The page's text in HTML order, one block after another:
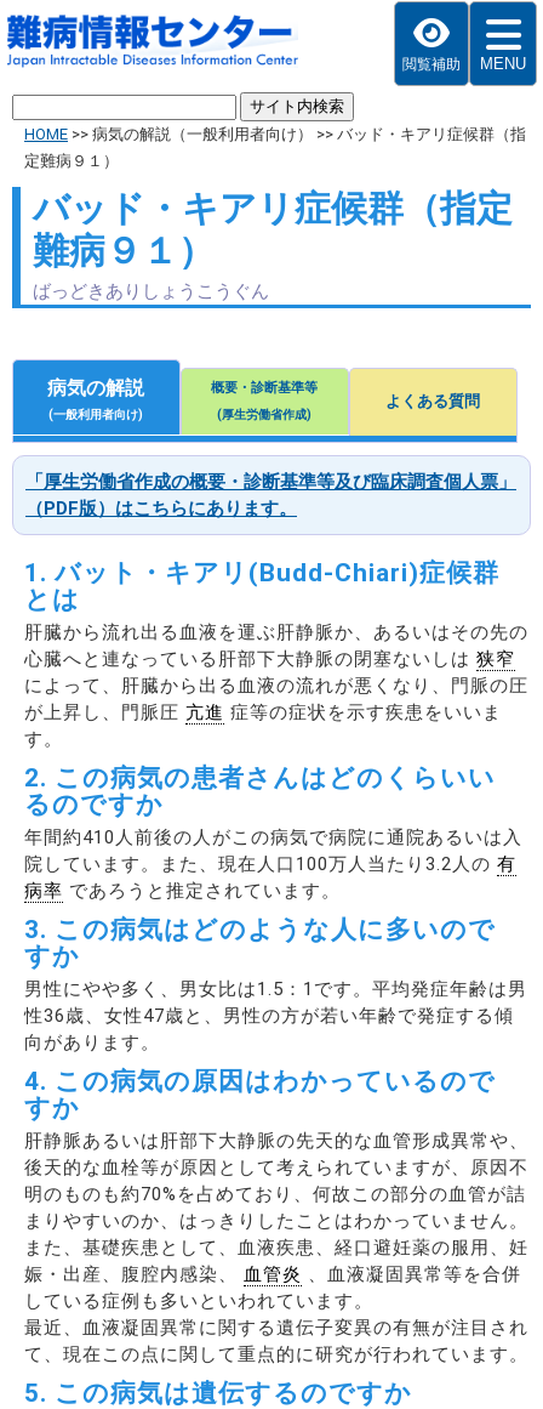
閲覧補助 MENU
HOME >> 病気の解説（一般利用者向け） >> バッド・キアリ症候群（指
定難病９１）
バッド・キアリ症候群（指定
難病９１）
ばっどきありしょうこうぐん
病気の解説
(一般利用者向け)
概要・診断基準等
(厚生労働省作成)
よくある質問
「厚生労働省作成の概要・診断基準等及び臨床調査個人票」
（PDF版）はこちらにあります。
1. バット・キアリ(Budd-Chiari)症候群
とは
肝臓から流れ出る血液を運ぶ肝静脈か、あるいはその先の
心臓へと連なっている肝部下大静脈の閉塞ないしは 狭窄
によって、肝臓から出る血液の流れが悪くなり、門脈の圧
が上昇し、門脈圧 亢進 症等の症状を示す疾患をいいま
す。
2. この病気の患者さんはどのくらいい
るのですか
年間約410人前後の人がこの病気で病院に通院あるいは入
院しています。また、現在人口100万人当たり3.2人の 有
病率 であろうと推定されています。
3. この病気はどのような人に多いので
すか
男性にやや多く、男女比は1.5：1です。平均発症年齢は男
性36歳、女性47歳と、男性の方が若い年齢で発症する傾
向があります。
4. この病気の原因はわかっているので
すか
肝静脈あるいは肝部下大静脈の先天的な血管形成異常や、
後天的な血栓等が原因として考えられていますが、原因不
明のものも約70%を占めており、何故この部分の血管が詰
まりやすいのか、はっきりしたことはわかっていません。
また、基礎疾患として、血液疾患、経口避妊薬の服用、妊
娠・出産、腹腔内感染、
血管炎 、血液凝固異常等を合併
している症例も多いといわれています。
最近、血液凝固異常に関する遺伝子変異の有無が注目され
て、現在この点に関して重点的に研究が行われています。
5. この病気は遺伝するのですか